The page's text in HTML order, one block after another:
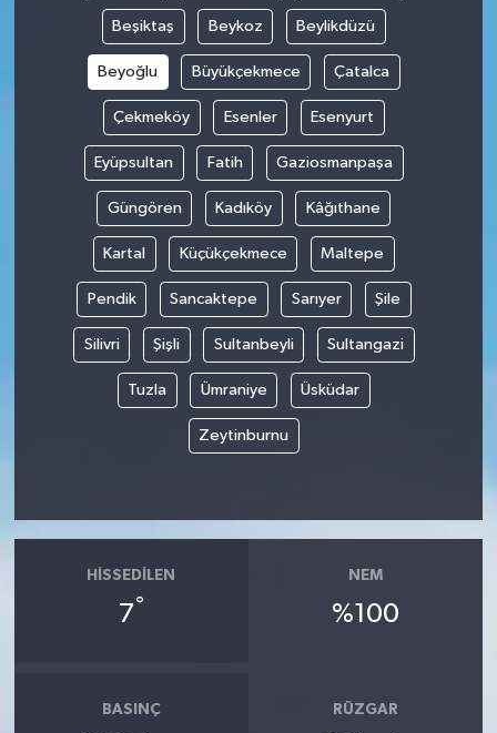
Beşiktaş Beykoz Beylikdüzü
Beyoğlu Büyükçekmece Çatalca
Çekmeköy Esenler Esenyurt
Eyüpsultan Fatih Gaziosmanpaşa
Güngören Kadıköy Kâğıthane
Kartal Küçükçekmece Maltepe
Pendik Sancaktepe Sarıyer Şile
Silivri Şişli Sultanbeyli Sultangazi
Tuzla Ümraniye Üsküdar
Zeytinburnu
HISSEDILEN
7°
NEM
%100
BASINÇ RÜZGAR